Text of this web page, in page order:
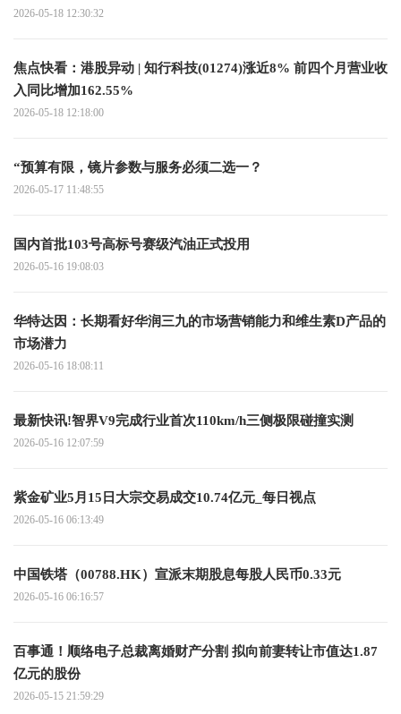
2026-05-18 12:30:32
焦点快看：港股异动 | 知行科技(01274)涨近8% 前四个月营业收
入同比增加162.55%
2026-05-18 12:18:00
“预算有限，镜片参数与服务必须二选一？
2026-05-17 11:48:55
国内首批103号高标号赛级汽油正式投用
2026-05-16 19:08:03
华特达因：长期看好华润三九的市场营销能力和维生素D产品的
市场潜力
2026-05-16 18:08:11
最新快讯!智界V9完成行业首次110km/h三侧极限碰撞实测
2026-05-16 12:07:59
紫金矿业5月15日大宗交易成交10.74亿元_每日视点
2026-05-16 06:13:49
中国铁塔（00788.HK）宣派末期股息每股人民币0.33元
2026-05-16 06:16:57
百事通！顺络电子总裁离婚财产分割 拟向前妻转让市值达1.87
亿元的股份
2026-05-15 21:59:29